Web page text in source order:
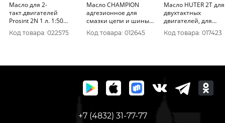
Масло для 2-
такт.двигателей
Prosint 2N 1 л. 1:50
полусинтетическое
3555-006
Код товара: 022575
Масло CHAMPION
адгезионное для
смазки цепи и шины
(1л) 952824
Код товара: 012645
Масло HUTER 2Т для
двухтактных
двигателей, для
техники , 1л 73/8/3/2
Код товара: 017423
+7 (4832) 31-77-77